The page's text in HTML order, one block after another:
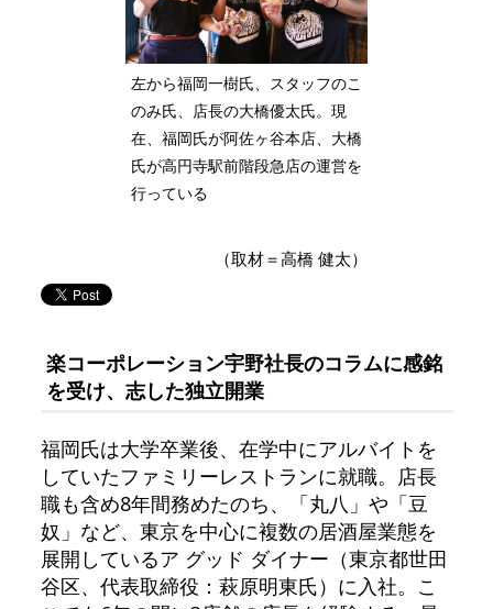
左から福岡一樹氏、スタッフのこ
のみ氏、店長の大橋優太氏。現
在、福岡氏が阿佐ヶ谷本店、大橋
氏が高円寺駅前階段急店の運営を
行っている
（取材＝高橋 健太）
楽コーポレーション宇野社長のコラムに感銘
を受け、志した独立開業
福岡氏は大学卒業後、在学中にアルバイトを
していたファミリーレストランに就職。店長
職も含め8年間務めたのち、「丸八」や「豆
奴」など、東京を中心に複数の居酒屋業態を
展開しているア グッド ダイナー（東京都世田
谷区、代表取締役：萩原明東氏）に入社。こ